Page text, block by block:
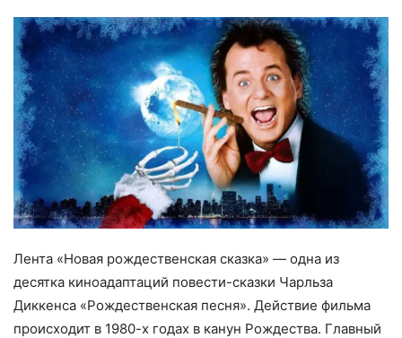
Лента «Новая рождественская сказка» — одна из
десятка киноадаптаций повести-сказки Чарльза
Диккенса «Рождественская песня». Действие фильма
происходит в 1980-х годах в канун Рождества. Главный